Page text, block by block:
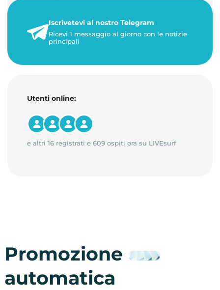
1 minuto di letturaIscrivetevi al nostro Telegram
Ricevi 1 messaggio al giorno con le notizie
principali
Utenti online:
e altri 16 registrati e 609 ospiti ora su LIVEsurf
Promozione
automatica